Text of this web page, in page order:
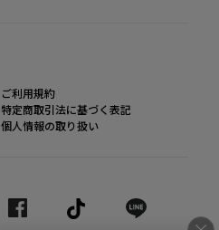
ご利用規約
特定商取引法に基づく表記
個人情報の取り扱い